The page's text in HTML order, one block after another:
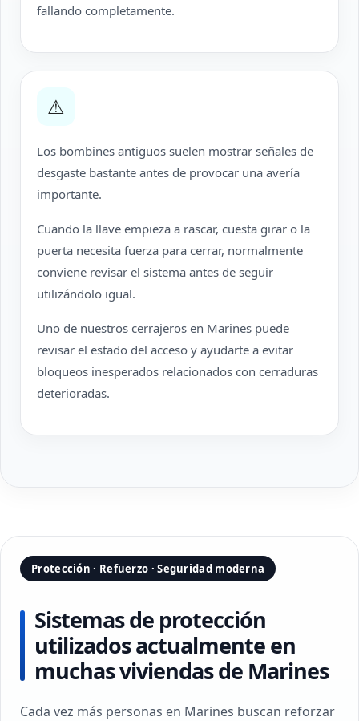
fallando completamente.
⚠
Los bombines antiguos suelen mostrar señales de
desgaste bastante antes de provocar una avería
importante.
Cuando la llave empieza a rascar, cuesta girar o la
puerta necesita fuerza para cerrar, normalmente
conviene revisar el sistema antes de seguir
utilizándolo igual.
Uno de nuestros cerrajeros en Marines puede
revisar el estado del acceso y ayudarte a evitar
bloqueos inesperados relacionados con cerraduras
deterioradas.
Protección · Refuerzo · Seguridad moderna
Sistemas de protección
utilizados actualmente en
muchas viviendas de Marines
Cada vez más personas en Marines buscan reforzar